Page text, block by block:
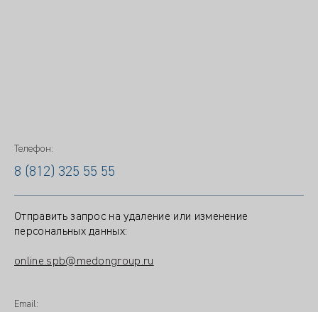
Телефон:
8 (812) 325 55 55
Отправить запрос на удаление или изменение
персональных данных:
online.spb@medongroup.ru
Email: